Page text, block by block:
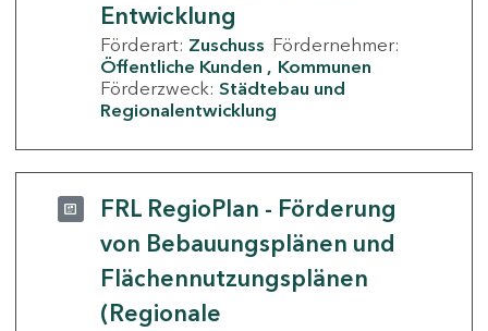
Entwicklung
Förderart: Zuschuss Fördernehmer:
Öffentliche Kunden
Kommunen
Förderzweck: Städtebau und
Regionalentwicklung
FRL RegioPlan - Förderung
von Bebauungsplänen und
Flächennutzungsplänen
(Regionale